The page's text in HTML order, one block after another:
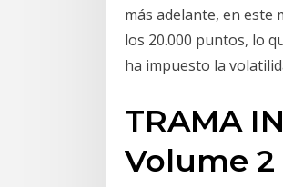
más adelante, en este
los 20.000 puntos, lo
ha impuesto la
TRAMA
Volume 2